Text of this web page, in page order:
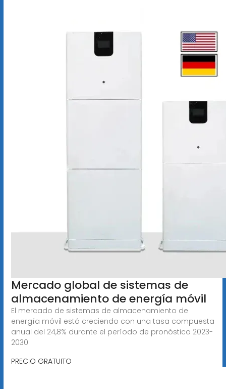
Mercado global de sistemas de
almacenamiento de energía móvil
El mercado de sistemas de almacenamiento de
energía móvil está creciendo con una tasa compuesta
anual del 24,8% durante el período de pronóstico 2023-
2030
PRECIO GRATUITO